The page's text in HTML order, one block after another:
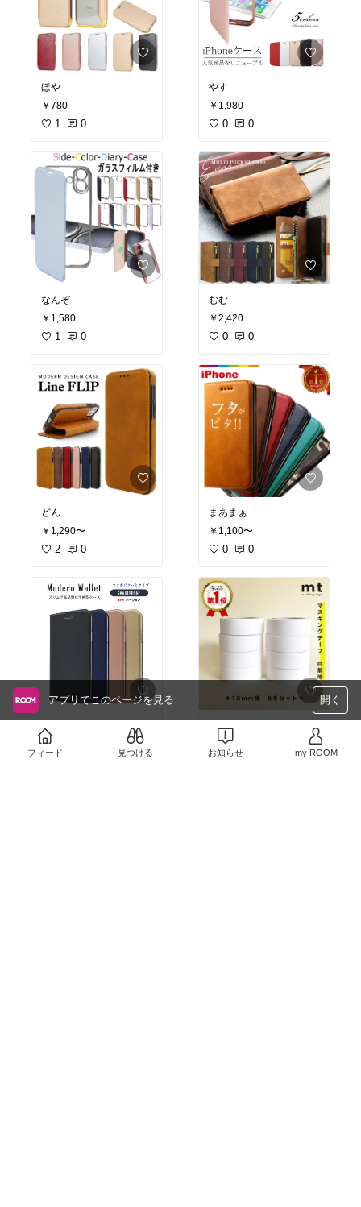
ほや
￥780
1 0
なんぞ
￥1,580
1 0
どん
￥1,290〜
2 0
スリム
￥1,280
売切れ
やす
￥1,980
0 0
むむ
￥2,420
0 0
まあまぁ
￥1,100〜
0 0
これ
￥990
アプリでこのページを見る 開く
フィード 見つける お知らせ my ROOM